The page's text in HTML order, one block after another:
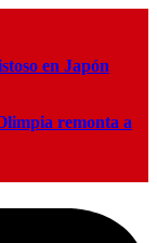
en Japón
remonta a